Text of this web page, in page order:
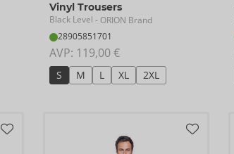
Vinyl Trousers
Black Level - ORION Brand
28905851701
AVP: 119,00 €
S M L XL 2XL